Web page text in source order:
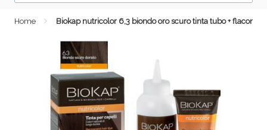
Home Biokap nutricolor 6,3 biondo oro scuro tinta tubo + flacone
Drenanti e Pancia Piatta: Sconti fino al 55% validi
solo per OGGI!